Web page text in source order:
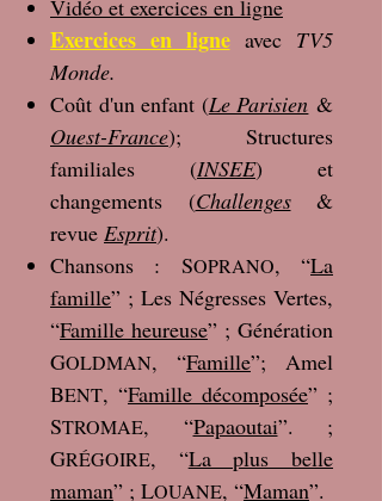
Vidéo et exercices en ligne
Exercices en ligneavec TV5
Monde.
Coût d'un enfant (Le Parisien &
Ouest-France); Structures
familiales (INSEE) et
changements (Challenges&
revue Esprit).
Chansons : SOPRANO, “La
famille” ; Les Négresses Vertes,
“Famille heureuse” ; Génération
GOLDMAN, “Famille”; Amel
BENT, “Famille décomposée” ;
STROMAE, “Papaoutai”. ;
GRÉGOIRE, “La plus belle
maman” ; LOUANE, “Maman”.